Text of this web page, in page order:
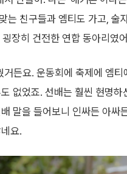
는 친구들과 엠티도 가고, 술
장히 건전한 연합 동아리였
든요. 운동회에 축제에 엠
없었죠. 선배는 훨씬 현명
말을 들어보니 인싸든 아싸
요.